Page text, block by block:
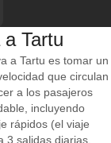
Tartu
a Tartu es tomar un
que circulan
a los pasajeros
incluyendo
rápidos (el viaje
3 salidas diarias.